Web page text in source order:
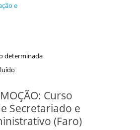
e
determinada
Curso
Secretariado e
(Faro)